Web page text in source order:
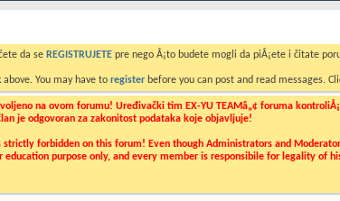
da se REGISTRUJETE pre nego Å¡to budete mogli da piÅ¡ete i čitate
You may have to register before you can post and read messages.
na ovom forumu! Uređivački tim EX-YU TEAMâ„¢ foruma
je odgovoran za zakonitost podataka koje objavljuje!
forbidden on this forum! Even though Administrators and
purpose only, and every member is responsibile for legality of